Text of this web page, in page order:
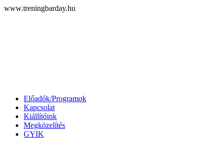
www.treningbarday.hu
Előadók/Programok
Kapcsolat
Kiállítóink
Megközelítés
GYIK